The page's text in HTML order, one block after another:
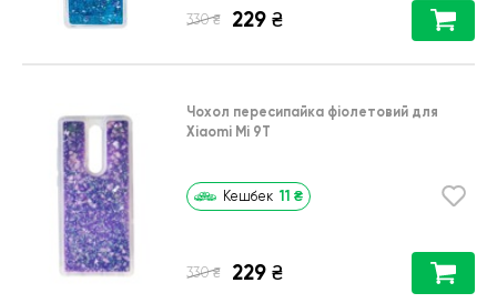
330 ₴ 229 ₴
Чохол пересипайка фіолетовий для
Xiaomi Mi 9T
Кешбек 11 ₴
330 ₴ 229 ₴